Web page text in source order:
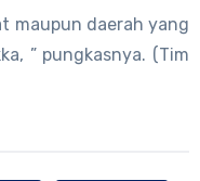
maupun daerah yang
” pungkasnya. (Tim